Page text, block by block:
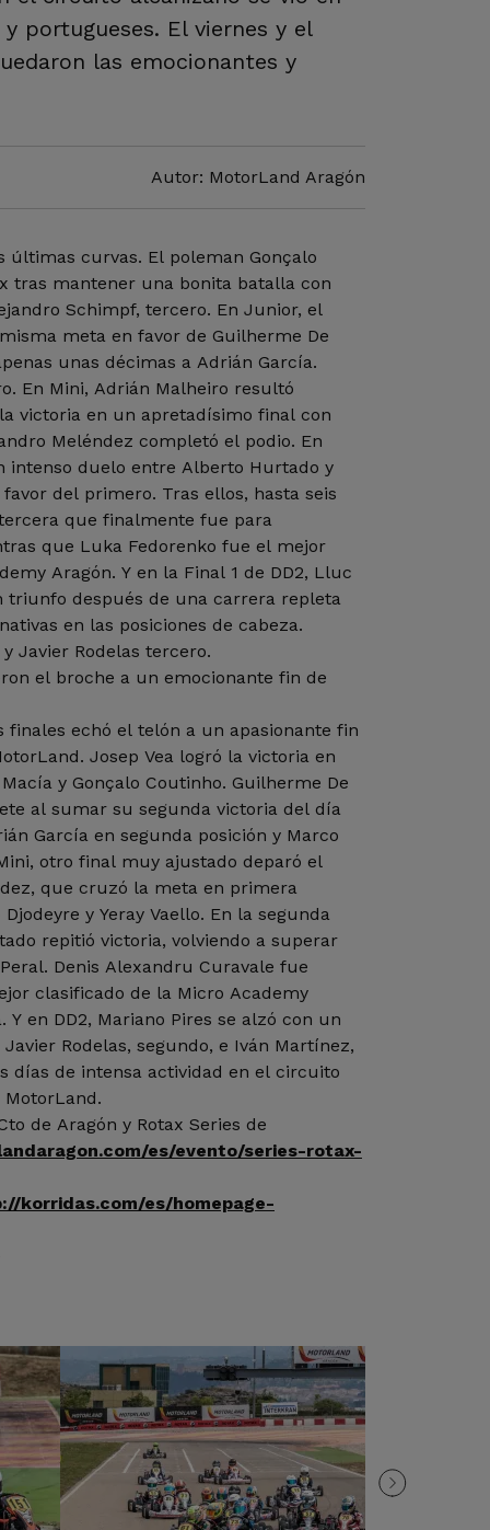
portugueses. El viernes y el
las emocionantes y
Autor: MotorLand Aragón
últimas curvas. El poleman Gonçalo
tras mantener una bonita batalla con
Schimpf, tercero. En Junior, el
meta en favor de Guilherme De
unas décimas a Adrián García.
En Mini, Adrián Malheiro resultó
victoria en un apretadísimo final con
Meléndez completó el podio. En
intenso duelo entre Alberto Hurtado y
del primero. Tras ellos, hasta seis
que finalmente fue para
que Luka Fedorenko fue el mejor
Aragón. Y en la Final 1 de DD2, Lluc
triunfo después de una carrera repleta
en las posiciones de cabeza.
Javier Rodelas tercero.
el broche a un emocionante fin de
finales echó el telón a un apasionante fin
Josep Vea logró la victoria en
y Gonçalo Coutinho. Guilherme De
al sumar su segunda victoria del día
García en segunda posición y Marco
otro final muy ajustado deparó el
que cruzó la meta en primera
y Yeray Vaello. En la segunda
repitió victoria, volviendo a superar
Denis Alexandru Curavale fue
clasificado de la Micro Academy
en DD2, Mariano Pires se alzó con un
Rodelas, segundo, e Iván Martínez,
días de intensa actividad en el circuito
de Aragón y Rotax Series de
es/evento/series-rotax-
korridas.com/es/homepage-